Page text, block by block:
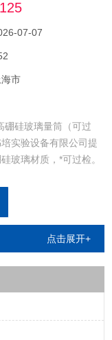
07-07
市
硼硅玻璃量筒（可过
实验设备有限公司提
玻璃材质，*可过检。
玻白色碱式滴定管，
定管，天玻全自动滴
碱式滴定管，天玻四
点击展开+